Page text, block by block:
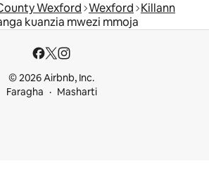
Wexford Wexford Killann
kuanzia mwezi mmoja
© 2026 Airbnb, Inc.
Faragha
Masharti